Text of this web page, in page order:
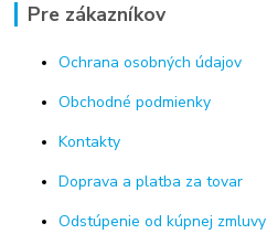
Pre zákazníkov
Ochrana osobných údajov
Obchodné podmienky
Kontakty
Doprava a platba za tovar
Odstúpenie od kúpnej zmluvy